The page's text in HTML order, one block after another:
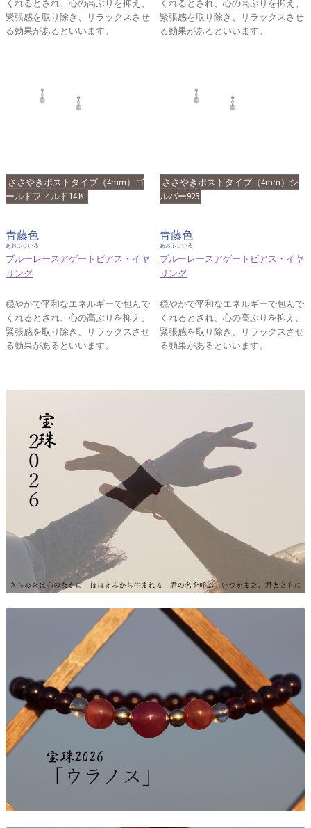
くれるとされ、心の高ぶりを抑え、
緊張感を取り除き、リラックスさせ
る効果があるといいます。
くれるとされ、心の高ぶりを抑え、
緊張感を取り除き、リラックスさせ
る効果があるといいます。
ささやきポストタイプ（4mm）ゴ
ールドフィルド14Ｋ
青藤色
あおふじいろ
ブルーレースアゲートピアス・イヤ
リング
穏やかで平和なエネルギーで包んで
くれるとされ、心の高ぶりを抑え、
緊張感を取り除き、リラックスさせ
る効果があるといいます。
ささやきポストタイプ（4mm）シ
ルバー925
青藤色
あおふじいろ
ブルーレースアゲートピアス・イヤ
リング
穏やかで平和なエネルギーで包んで
くれるとされ、心の高ぶりを抑え、
緊張感を取り除き、リラックスさせ
る効果があるといいます。